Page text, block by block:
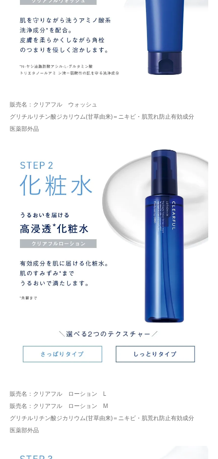
販売名：クリアフル ウォッシュ
グリチルリチン酸ジカリウム(甘草由来)＝ニキビ・肌荒れ防止有効成分
医薬部外品
販売名：クリアフル ローション L
販売名：クリアフル ローション M
グリチルリチン酸ジカリウム(甘草由来)＝ニキビ・肌荒れ防止有効成分
医薬部外品